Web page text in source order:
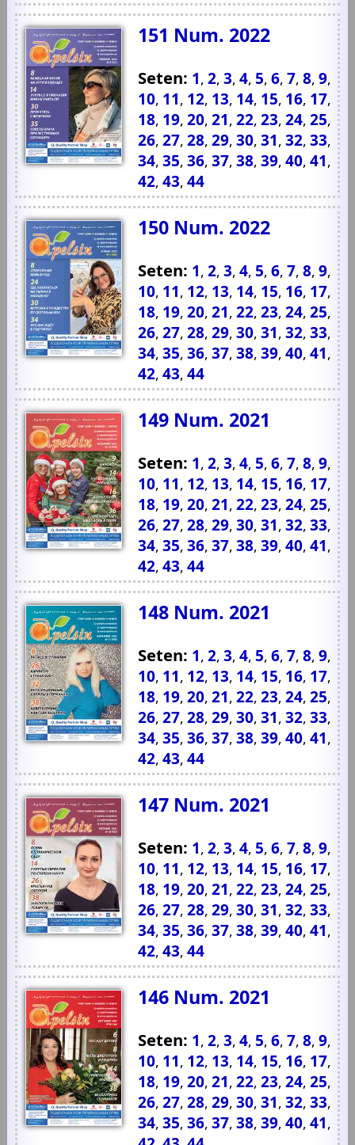
151 Num. 2022
Seten: 1,2,3,4, 5,6,7,8,9,
10, 11, 12, 13, 14, 15, 16, 17,
18, 19,20,21,22,23,24,25,
26,27,28,29,30,31,32,33,
34,35,36,37,38,39,40,41,
42,43,44
150 Num. 2022
Seten: 1,2,3,4, 5,6,7,8,9,
10, 11, 12, 13, 14, 15, 16, 17,
18, 19,20,21,22,23,24,25,
26,27,28,29,30,31,32,33,
34,35,36,37,38,39,40,41,
42,43,44
149 Num. 2021
Seten: 1,2,3,4, 5,6,7,8,9,
10, 11, 12, 13, 14, 15, 16, 17,
18, 19,20,21,22,23,24,25,
26,27,28,29,30,31,32,33,
34,35,36,37,38,39,40,41,
42,43,44
148 Num. 2021
Seten: 1,2,3,4, 5,6,7,8,9,
10, 11, 12, 13, 14, 15, 16, 17,
18, 19,20,21,22,23,24,25,
26,27,28,29,30,31,32,33,
34,35,36,37,38,39,40,41,
42,43,44
147 Num. 2021
Seten: 1,2,3,4, 5,6,7,8,9,
10, 11, 12, 13, 14, 15, 16, 17,
18, 19,20,21,22,23,24,25,
26,27,28,29,30,31,32,33,
34,35,36,37,38,39,40,41,
42,43,44
146 Num. 2021
Seten: 1,2,3,4, 5,6,7,8,9,
10, 11, 12, 13, 14, 15, 16, 17,
18, 19,20,21,22,23,24,25,
26,27,28,29,30,31,32,33,
34,35,36,37,38,39,40,41,